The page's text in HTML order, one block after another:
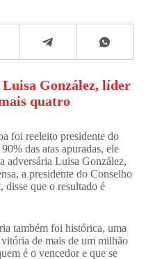
González, líder
quatro
foi reeleito presidente do
das atas apuradas, ele
adversária Luisa González,
a presidente do Conselho
que o resultado é
também foi histórica, uma
de mais de um milhão
é o vencedor e que se